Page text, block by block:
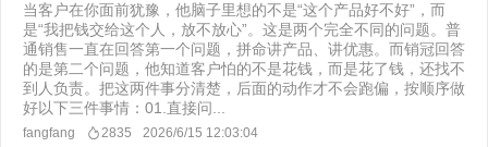
当客户在你面前犹豫，他脑子里想的不是“这个产品好不好”，而
是“我把钱交给这个人，放不放心”。这是两个完全不同的问题。普
通销售一直在回答第一个问题，拼命讲产品、讲优惠。而销冠回答
的是第二个问题，他知道客户怕的不是花钱，而是花了钱，还找不
到人负责。把这两件事分清楚，后面的动作才不会跑偏，按顺序做
好以下三件事情：01.直接问...
fangfang 2835 2026/6/15 12:03:04